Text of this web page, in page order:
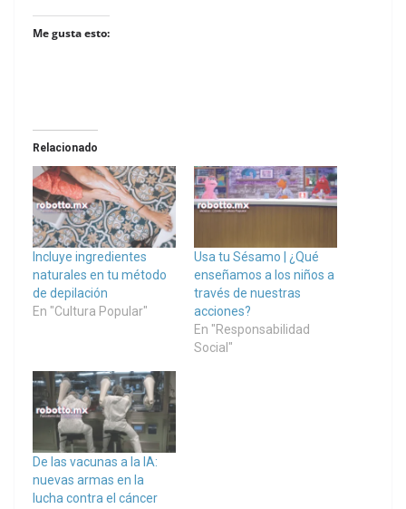
Me gusta esto:
Relacionado
Incluye ingredientes
naturales en tu método
de depilación
En "Cultura Popular"
Usa tu Sésamo | ¿Qué
enseñamos a los niños a
través de nuestras
acciones?
En "Responsabilidad
Social"
De las vacunas a la IA:
nuevas armas en la
lucha contra el cáncer